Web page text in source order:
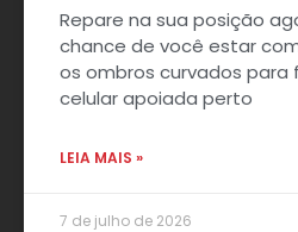
Repare na sua posição
chance de você estar
os ombros curvados
celular apoiada perto
LEIA MAIS »
7 de julho de 2026